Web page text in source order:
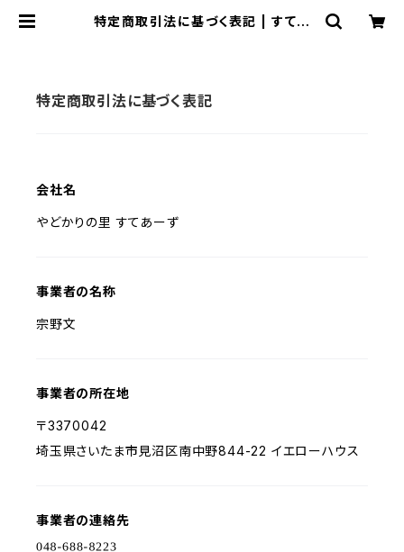
特定商取引法に基づく表記 | すてあ
特定商取引法に基づく表記
会社名
やどかりの里 すてあーず
事業者の名称
宗野文
事業者の所在地
〒3370042
埼玉県さいたま市見沼区南中野844-22 イエローハウス
事業者の連絡先